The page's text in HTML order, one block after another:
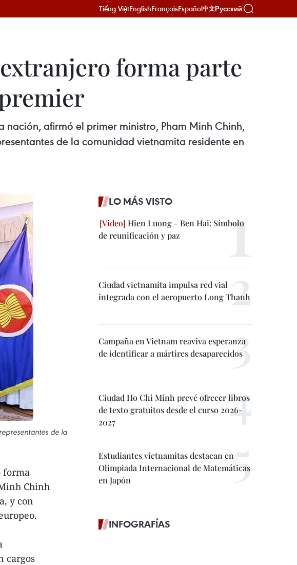
Tiếng ViệtEnglishFrançaisEspañol中文Русский
forma parte
afirmó el primer ministro, Pham Minh Chinh,
de la comunidad vietnamita residente en
de la
forma
Chinh
y con
cargos
LO MÁS VISTO
Hien Luong - Ben Hai: Símbolo
de reunificación y paz
Ciudad vietnamita impulsa red vial
integrada con el aeropuerto Long Thanh
Campaña en Vietnam reaviva esperanza
de identificar a mártires desaparecidos
Ciudad Ho Chi Minh prevé ofrecer libros
de texto gratuitos desde el curso 2026-
2027
Estudiantes vietnamitas destacan en
Olimpiada Internacional de Matemáticas
en Japón
INFOGRAFÍAS